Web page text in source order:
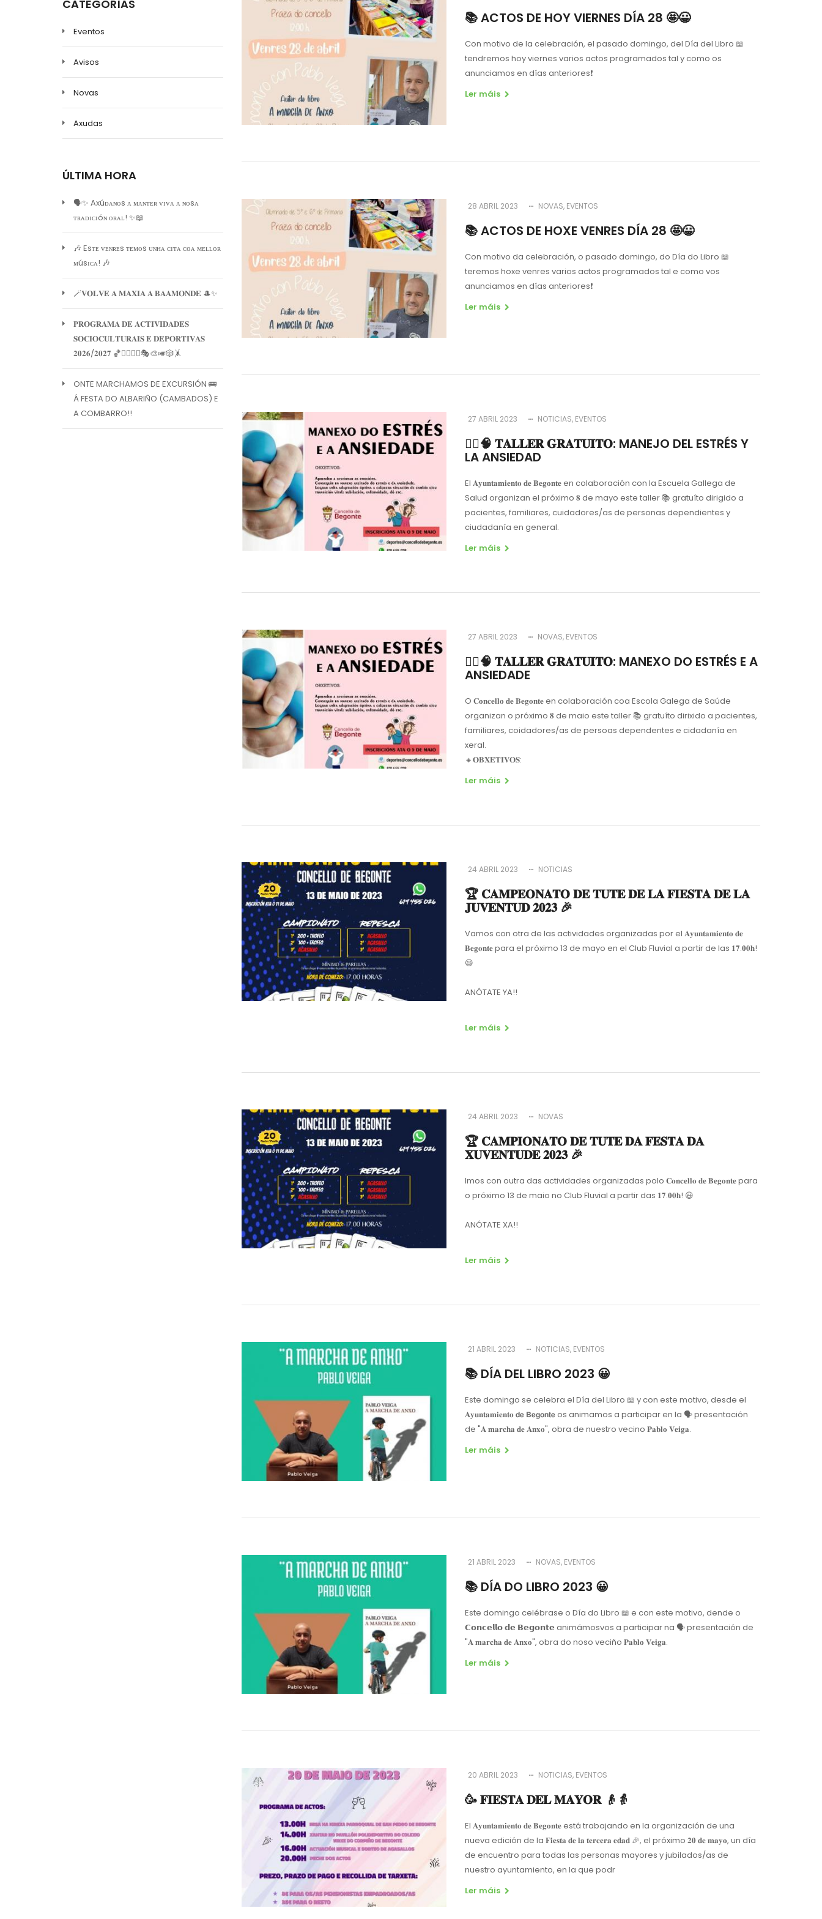
CATEGORÍAS
Eventos
Avisos
Novas
Axudas
ÚLTIMA HORA
🗣️✨ Axúᴅᴀɴᴏs ᴀ ᴍᴀɴᴛᴇʀ ᴠɪᴠᴀ ᴀ ɴᴏsᴀ
ᴛʀᴀᴅɪᴄɪóɴ ᴏʀᴀʟ! ✨📖
🎶 Esᴛᴇ ᴠᴇɴʀᴇs ᴛᴇᴍᴏs ᴜɴʜᴀ ᴄɪᴛᴀ ᴄᴏᴀ ᴍᴇʟʟᴏʀ
ᴍúsɪᴄᴀ! 🎶
🪄𝐕𝐎𝐋𝐕𝐄 𝐀 𝐌𝐀𝐗𝐈𝐀 𝐀 𝐁𝐀𝐀𝐌𝐎𝐍𝐃𝐄 🎩✨
𝐏𝐑𝐎𝐆𝐑𝐀𝐌𝐀 𝐃𝐄 𝐀𝐂𝐓𝐈𝐕𝐈𝐃𝐀𝐃𝐄𝐒
𝐒𝐎𝐂𝐈𝐎𝐂𝐔𝐋𝐓𝐔𝐑𝐀𝐈𝐒 𝐄 𝐃𝐄𝐏𝐎𝐑𝐓𝐈𝐕𝐀𝐒
𝟐𝟎𝟐𝟔/𝟐𝟎𝟐𝟕 🏀🏊‍♀️🧘‍♀️🎭🎨🎺🎲🤸
ONTE MARCHAMOS DE EXCURSIÓN 🚌
Á FESTA DO ALBARIÑO (CAMBADOS) E
A COMBARRO!!
📚 ACTOS DE HOY VIERNES DÍA 28 🤩😀
Con motivo de la celebración, el pasado domingo, del Día del Libro 📖
tendremos hoy viernes varios actos programados tal y como os
anunciamos en días anteriores❗️
Ler máis
28 ABRIL 2023 NOVAS EVENTOS
📚 ACTOS DE HOXE VENRES DÍA 28 🤩😀
Con motivo da celebración, o pasado domingo, do Día do Libro 📖
teremos hoxe venres varios actos programados tal e como vos
anunciamos en días anteriores❗️
Ler máis
27 ABRIL 2023 NOTICIAS EVENTOS
🧘‍♀️🧠 𝐓𝐀𝐋𝐋𝐄𝐑 𝐆𝐑𝐀𝐓𝐔𝐈𝐓𝐎: MANEJO DEL ESTRÉS Y
LA ANSIEDAD
El 𝐀𝐲𝐮𝐧𝐭𝐚𝐦𝐢𝐞𝐧𝐭𝐨 𝐝𝐞 𝐁𝐞𝐠𝐨𝐧𝐭𝐞 en colaboración con la Escuela Gallega de
Salud organizan el próximo 𝟖 de mayo este taller 📚 gratuíto dirigido a
pacientes, familiares, cuidadores/as de personas dependientes y
ciudadanía en general.
Ler máis
27 ABRIL 2023 NOVAS EVENTOS
🧘‍♀️🧠 𝐓𝐀𝐋𝐋𝐄𝐑 𝐆𝐑𝐀𝐓𝐔𝐈𝐓𝐎: MANEXO DO ESTRÉS E A
ANSIEDADE
O 𝐂𝐨𝐧𝐜𝐞𝐥𝐥𝐨 𝐝𝐞 𝐁𝐞𝐠𝐨𝐧𝐭𝐞 en colaboración coa Escola Galega de Saúde
organizan o próximo 𝟖 de maio este taller 📚 gratuíto dirixido a pacientes,
familiares, coidadores/as de persoas dependentes e cidadanía en
xeral.
🔸𝐎𝐁𝐗𝐄𝐓𝐈𝐕𝐎𝐒:
Ler máis
24 ABRIL 2023 NOTICIAS
🏆 𝐂𝐀𝐌𝐏𝐄𝐎𝐍𝐀𝐓𝐎 𝐃𝐄 𝐓𝐔𝐓𝐄 𝐃𝐄 𝐋𝐀 𝐅𝐈𝐄𝐒𝐓𝐀 𝐃𝐄 𝐋𝐀
𝐉𝐔𝐕𝐄𝐍𝐓𝐔𝐃 𝟐𝟎𝟐𝟑 🎉
Vamos con otra de las actividades organizadas por el 𝐀𝐲𝐮𝐧𝐭𝐚𝐦𝐢𝐞𝐧𝐭𝐨 𝐝𝐞
𝐁𝐞𝐠𝐨𝐧𝐭𝐞 para el próximo 13 de mayo en el Club Fluvial a partir de las 𝟏𝟕.𝟎𝟎𝐡!
😃
ANÓTATE YA!!
Ler máis
24 ABRIL 2023 NOVAS
🏆 𝐂𝐀𝐌𝐏𝐈𝐎𝐍𝐀𝐓𝐎 𝐃𝐄 𝐓𝐔𝐓𝐄 𝐃𝐀 𝐅𝐄𝐒𝐓𝐀 𝐃𝐀
𝐗𝐔𝐕𝐄𝐍𝐓𝐔𝐃𝐄 𝟐𝟎𝟐𝟑 🎉
Imos con outra das actividades organizadas polo 𝐂𝐨𝐧𝐜𝐞𝐥𝐥𝐨 𝐝𝐞 𝐁𝐞𝐠𝐨𝐧𝐭𝐞 para
o próximo 13 de maio no Club Fluvial a partir das 𝟏𝟕.𝟎𝟎𝐡! 😃
ANÓTATE XA!!
Ler máis
21 ABRIL 2023 NOTICIAS EVENTOS
📚 DÍA DEL LIBRO 2023 😀
Este domingo se celebra el Día del Libro 📖 y con este motivo, desde el
𝐀𝐲𝐮𝐧𝐭𝐚𝐦𝐢𝐞𝐧𝐭𝐨 𝗱𝗲 𝗕𝗲𝗴𝗼𝗻𝘁𝗲 os animamos a participar en la 🗣️ presentación
de "𝐀 𝐦𝐚𝐫𝐜𝐡𝐚 𝐝𝐞 𝐀𝐧𝐱𝐨", obra de nuestro vecino 𝐏𝐚𝐛𝐥𝐨 𝐕𝐞𝐢𝐠𝐚.
Ler máis
21 ABRIL 2023 NOVAS EVENTOS
📚 DÍA DO LIBRO 2023 😀
Este domingo celébrase o Día do Libro 📖 e con este motivo, dende o
𝗖𝗼𝗻𝗰𝗲𝗹𝗹𝗼 𝗱𝗲 𝗕𝗲𝗴𝗼𝗻𝘁𝗲 animámosvos a participar na 🗣️ presentación de
"𝐀 𝐦𝐚𝐫𝐜𝐡𝐚 𝐝𝐞 𝐀𝐧𝐱𝐨", obra do noso veciño 𝐏𝐚𝐛𝐥𝐨 𝐕𝐞𝐢𝐠𝐚.
Ler máis
20 ABRIL 2023 NOTICIAS EVENTOS
🥳 𝐅𝐈𝐄𝐒𝐓𝐀 𝐃𝐄𝐋 𝐌𝐀𝐘𝐎𝐑 👴👵
El 𝐀𝐲𝐮𝐧𝐭𝐚𝐦𝐢𝐞𝐧𝐭𝐨 𝐝𝐞 𝐁𝐞𝐠𝐨𝐧𝐭𝐞 está trabajando en la organización de una
nueva edición de la 𝐅𝐢𝐞𝐬𝐭𝐚 𝐝𝐞 𝐥𝐚 𝐭𝐞𝐫𝐜𝐞𝐫𝐚 𝐞𝐝𝐚𝐝 🎉, el próximo 𝟐𝟎 𝐝𝐞 𝐦𝐚𝐲𝐨, un día
de encuentro para todas las personas mayores y jubilados/as de
nuestro ayuntamiento, en la que podr
Ler máis